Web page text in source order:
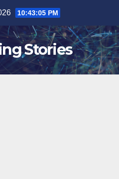
10:43:06 PM
Stories